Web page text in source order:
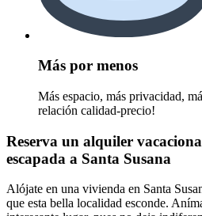
Más por menos
Más espacio, más privacidad,
relación calidad-precio!
Reserva un alquiler
escapada a Santa Susana
Alójate en una vivienda en Santa
que esta bella localidad esconde.